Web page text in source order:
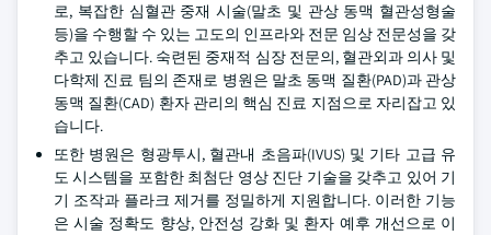
로, 복잡한 심혈관 중재 시술(말초 및 관상 동맥 혈관성형술
등)을 수행할 수 있는 고도의 인프라와 전문 임상 전문성을 갖
추고 있습니다. 숙련된 중재적 심장 전문의, 혈관외과 의사 및
다학제 진료 팀의 존재로 병원은 말초 동맥 질환(PAD)과 관상
동맥 질환(CAD) 환자 관리의 핵심 진료 지점으로 자리잡고 있
습니다.
또한 병원은 형광투시, 혈관내 초음파(IVUS) 및 기타 고급 유
도 시스템을 포함한 최첨단 영상 진단 기술을 갖추고 있어 기
기 조작과 플라크 제거를 정밀하게 지원합니다. 이러한 기능
은 시술 정확도 향상, 안전성 강화 및 환자 예후 개선으로 이